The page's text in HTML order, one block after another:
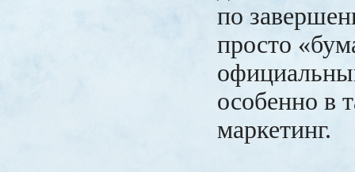
по
просто
особенно в
маркетинг.